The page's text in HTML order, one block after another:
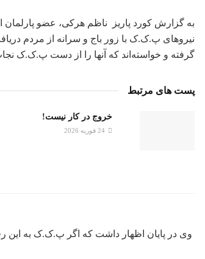
به گزارش کورد پاریز ناظم هرکی، عضو پارلمان
نیروهای پ.ک.ک با زور باج و سرانە از مردم
گرفته و خواستەاند کە آنها را از دست پ.ک.ک
پست های مرتبط
خروج در کار نیست!
وی در پایان اظهار داشت کە اگر پ.ک.ک بە این